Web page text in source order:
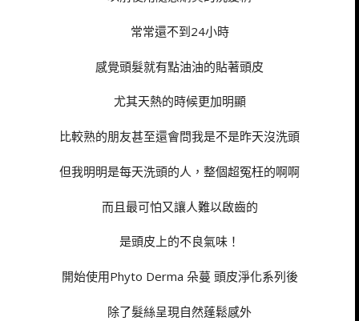
常常還不到24小時
感覺頭髮就有點油油的貼著頭皮
尤其天熱的時候更加明顯
比較熟的朋友甚至還會問我是不是昨天沒洗頭
但我明明是每天洗頭的人，整個超冤枉的啊啊
而且最可怕又讓人難以啟齒的
是頭皮上的不良氣味！
開始使用Phyto Derma 朵蔓 頭皮淨化系列後
除了髮絲呈現自然蓬鬆感外